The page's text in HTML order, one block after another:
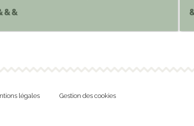
légales Gestion des cookies